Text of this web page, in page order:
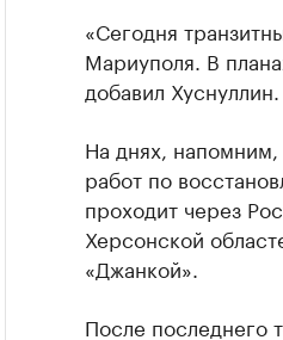
«Сегодня
Мариуполя. В
добавил Хуснуллин.
На днях, напомним,
работ по
проходит через
Херсонской
«Джанкой».
После последнего